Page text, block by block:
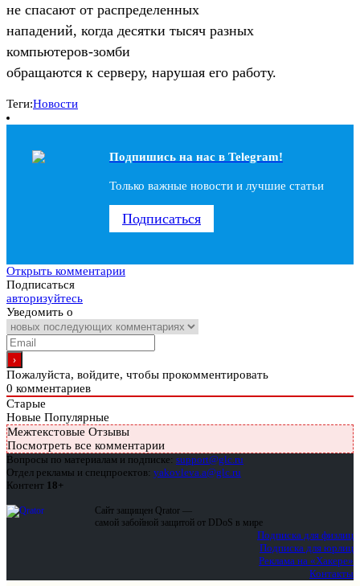
не спасают от распределенных
нападений, когда десятки тысяч разных
компьютеров-зомби
обращаются к серверу, нарушая его работу.
Теги:Новости
Подпишись на наc в Telegram!
Только важные новости и лучшие статьи
Подписаться
Открыть комментарии
Подписаться
авторизуйтесь
Уведомить о
Пожалуйста, войдите, чтобы прокомментировать
0 комментариев
Старые
Новые Популярные
Межтекстовые Отзывы
Посмотреть все комментарии
Вопросы по материалам и подписке: support@glc.ru
Отдел рекламы и спецпроектов: yakovleva.a@glc.ru
Контент 18+
Сайт защищен Qrator —
самой забойной защитой от DDoS в мире
Подписка для физлиц
Подписка для юрлиц
Реклама на «Хакере»
Контакты